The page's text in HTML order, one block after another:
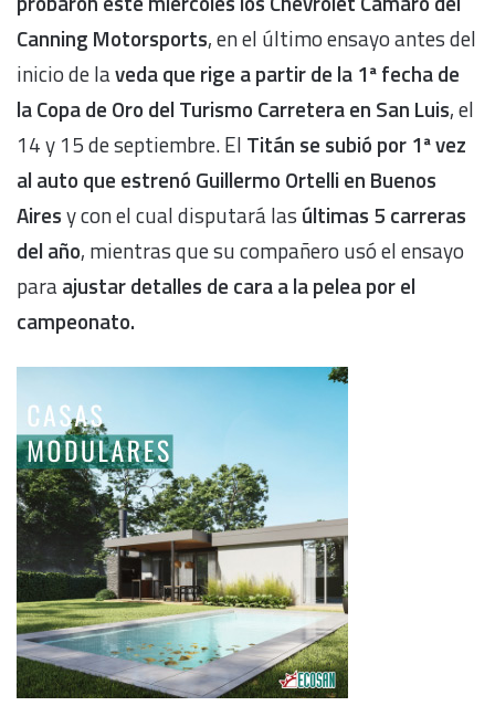
Canning Motorsports, en el último ensayo antes del
inicio de laveda que rige a partir de la 1ª fecha de
la Copa de Oro del Turismo Carretera en San Luis, el
14 y 15 de septiembre. El Titán se subió por 1ª vez
al auto que estrenó Guillermo Ortelli en Buenos
Airesy con el cual disputará las últimas 5 carreras
del año, mientras que su compañero usó el ensayo
paraajustar detalles de cara a la pelea por el
campeonato.